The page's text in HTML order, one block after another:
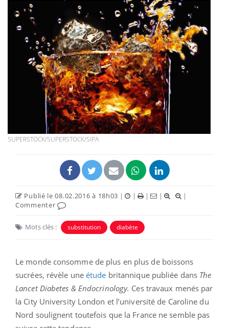
SUPERSTOCK/SUPERSTOCK/SIPA
Publié le 08.02.2016 à 18h03 | | | |
|
Commenter
Mots clés : substitution diabète
Le monde consomme de plus en plus de boissons
sucrées, révèle une étude britannique publiée dans The
Lancet Diabetes & Endocrinology. Ces travaux menés par
la City University London et l’université de Caroline du
Nord soulignent toutefois que la France ne semble pas